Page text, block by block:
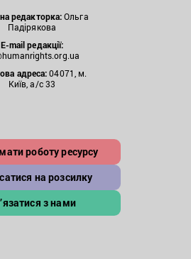
редакторка:Ольга
Падірякова
E-mail редакції:
адреса:04071, м.
Київ, а/с 33
роботу ресурсу
на розсилку
з нами